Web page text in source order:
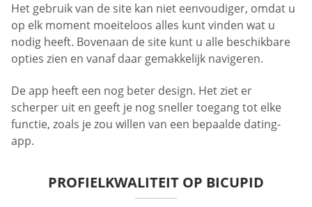
Het gebruik van de site kan niet eenvoudiger, omdat u
op elk moment moeiteloos alles kunt vinden wat u
nodig heeft. Bovenaan de site kunt u alle beschikbare
opties zien en vanaf daar gemakkelijk navigeren.
De app heeft een nog beter design. Het ziet er
scherper uit en geeft je nog sneller toegang tot elke
functie, zoals je zou willen van een bepaalde dating-
app.
PROFIELKWALITEIT OP BICUPID